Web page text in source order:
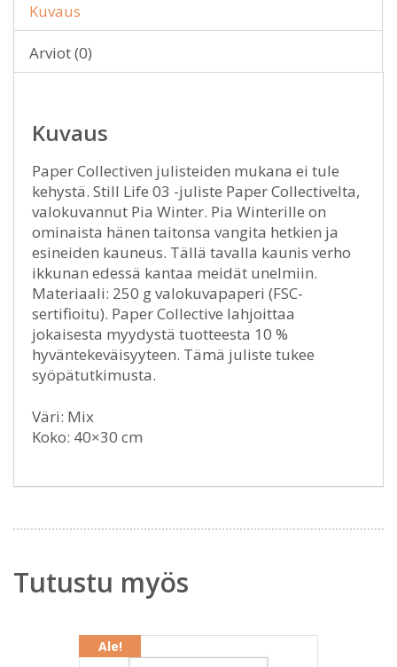
Kuvaus
Arviot (0)
Kuvaus
Paper Collectiven julisteiden mukana ei tule
kehystä. Still Life 03 -juliste Paper Collectivelta,
valokuvannut Pia Winter. Pia Winterille on
ominaista hänen taitonsa vangita hetkien ja
esineiden kauneus. Tällä tavalla kaunis verho
ikkunan edessä kantaa meidät unelmiin.
Materiaali: 250 g valokuvapaperi (FSC-
sertifioitu). Paper Collective lahjoittaa
jokaisesta myydystä tuotteesta 10 %
hyväntekeväisyyteen. Tämä juliste tukee
syöpätutkimusta.
Väri: Mix
Koko: 40×30 cm
Tutustu myös
Ale!